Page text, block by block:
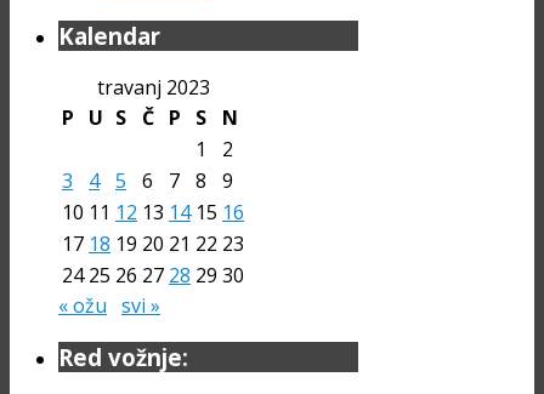
Kalendar
travanj 2023
P
U S Č P S
N
1
2
3
4 5 6 7 8
9
10 11 12 13 14 15 16
17 18 19 20 21 22 23
24 25 26 27 28 29 30
« ožu svi »
Red vožnje: